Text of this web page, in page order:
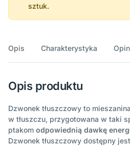
sztuk.
Opis Charakterystyka
Opis produktu
Dzwonek tłuszczowy to
w tłuszczu, przygotowana w taki
ptakom odpowiednią dawkę
Dzwonek tłuszczowy dostępny